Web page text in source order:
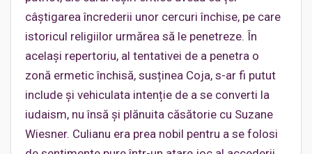
câștigarea încrederii unor cercuri închise, pe care
istoricul religiilor urmărea să le penetreze. În
același repertoriu, al tentativei de a penetra o
zonă ermetic închisă, susținea Coja, s-ar fi putut
include și vehiculata intenție de a se converti la
iudaism, nu însă și plănuita căsătorie cu Suzane
Wiesner. Culianu era prea nobil pentru a se folosi